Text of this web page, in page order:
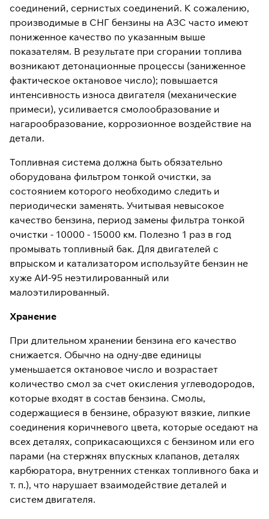
соединений, сернистых соединений. К сожалению,
производимые в СНГ бензины на АЗС часто имеют
пониженное качество по указанным выше
показателям. В результате при сгорании топлива
возникают детонационные процессы (заниженное
фактическое октановое число); повышается
интенсивность износа двигателя (механические
примеси), усиливается смолообразование и
нагарообразование, коррозионное воздействие на
детали.
Топливная система должна быть обязательно
оборудована фильтром тонкой очистки, за
состоянием которого необходимо следить и
периодически заменять. Учитывая невысокое
качество бензина, период замены фильтра тонкой
очистки - 10000 - 15000 км. Полезно 1 раз в год
промывать топливный бак. Для двигателей с
впрыском и катализатором используйте бензин не
хуже АИ-95 неэтилированный или
малоэтилированный.
Хранение
При длительном хранении бензина его качество
снижается. Обычно на одну-две единицы
уменьшается октановое число и возрастает
количество смол за счет окисления углеводородов,
которые входят в состав бензина. Смолы,
содержащиеся в бензине, образуют вязкие, липкие
соединения коричневого цвета, которые оседают на
всех деталях, соприкасающихся с бензином или его
парами (на стержнях впускных клапанов, деталях
карбюратора, внутренних стенках топливного бака и
т. п.), что нарушает взаимодействие деталей и
систем двигателя.